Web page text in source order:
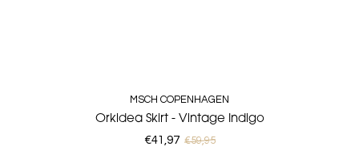
MSCH COPENHAGEN
Orkidea Skirt - Vintage Indigo
€41,97 €59,95